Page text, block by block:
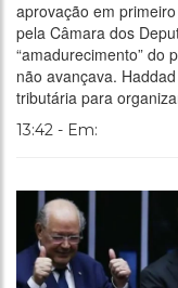
aprovação em
pela Câmara dos
“amadurecimento” do
não avançava.
tributária para
13:42 - Em: